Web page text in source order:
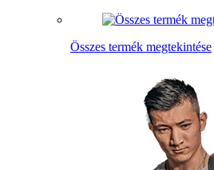
Összes termék megtekintése